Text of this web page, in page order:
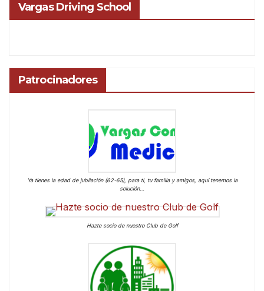
Vargas Driving School
Patrocinadores
Ya tienes la edad de jubilación (62-65), para ti, tu familia y amigos, aquí tenemos la
solución…
Hazte socio de nuestro Club de Golf